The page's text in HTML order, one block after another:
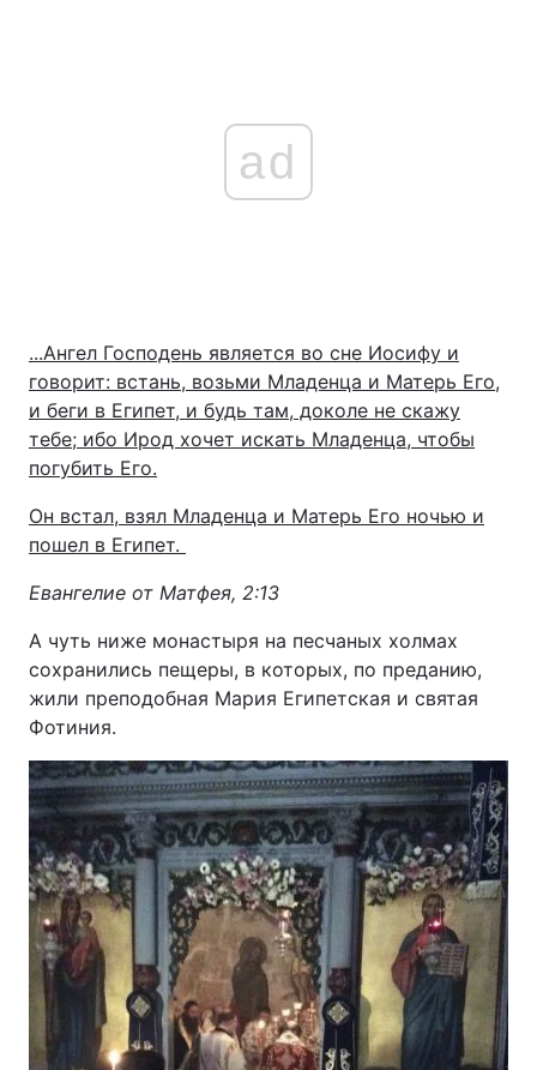
ad
...Ангел Господень является во сне Иосифу и
говорит: встань, возьми Младенца и Матерь Его,
и беги в Египет, и будь там, доколе не скажу
тебе; ибо Ирод хочет искать Младенца, чтобы
погубить Его.
Он встал, взял Младенца и Матерь Его ночью и
пошел в Египет.
Евангелие от Матфея, 2:13
А чуть ниже монастыря на песчаных холмах
сохранились пещеры, в которых, по преданию,
жили преподобная Мария Египетская и святая
Фотиния.